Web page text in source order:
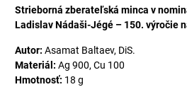
Strieborná zberateľská minca v
Ladislav Nádaši-Jégé – 150. výročie
Autor: Asamat Baltaev, DiS.
Materiál: Ag 900, Cu 100
Hmotnosť: 18 g